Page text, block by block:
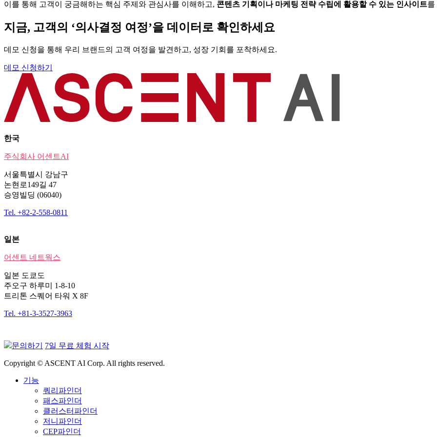
이를 통해 고객이 궁금해하는 핵심 주제와 관심사를 이해하고, 콘텐츠 기획이나 마케팅 전략 수립에 활용할 수 있는 인사이트를
지금, 고객의 ‘의사결정 여정’을 데이터로 확인하세요
데모 신청을 통해 우리 브랜드의 고객 여정을 발견하고, 성장 기회를 포착하세요.
데모 신청하기
한국
주식회사 어센트AI
서울특별시 강남구
논현로149길 47
승영빌딩 (06040)
Tel. +82-2-558-0811
일본
어센트 네트웍스
일본 도쿄도
주오구 하루미 1-8-10
트리톤 스퀘어 타워 X 8F
Tel. +81-3-3527-3963
문의하기 7일 무료 체험 시작
Copyright © ASCENT AI Corp. All rights reserved.
기능
쿼리파인더
패스파인더
클러스터파인더
저니파인더
CEP파인더